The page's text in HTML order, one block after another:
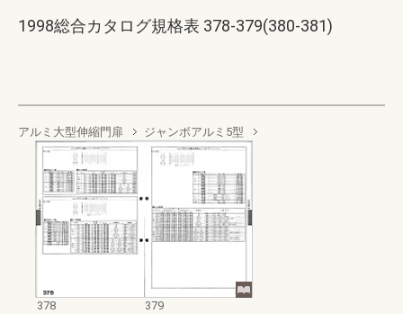
1998総合カタログ規格表 378-379(380-381)
アルミ大型伸縮門扉 ジャンボアルミ5型
378
379